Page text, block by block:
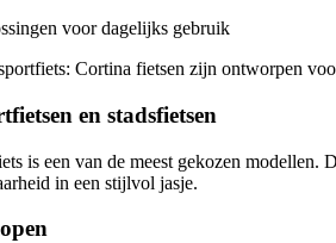
voor dagelijks gebruik
Cortina fietsen zijn ontworpen
en stadsfietsen
is een van de meest gekozen
in een stijlvol jasje.